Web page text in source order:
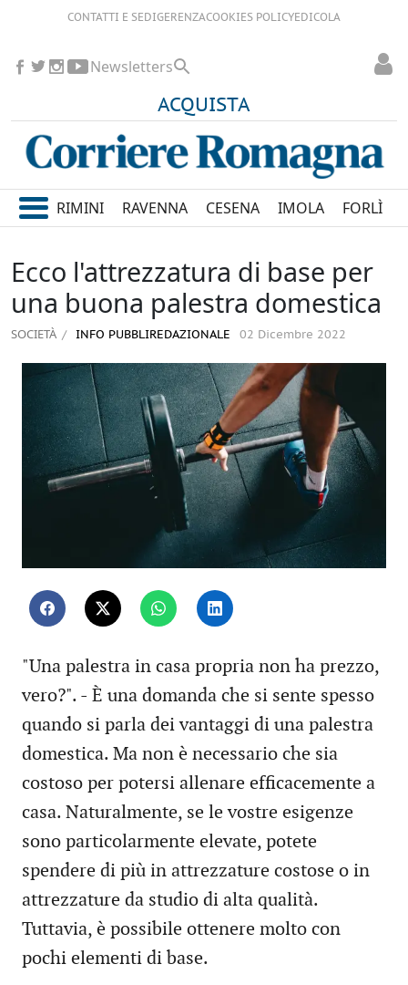
CONTATTI E SEDIGERENZACOOKIES POLICYEDICOLA
ACQUISTA
Newsletters
RIMINI RAVENNA CESENA IMOLA FORLÌ
Ecco l'attrezzatura di base per
una buona palestra domestica
SOCIETÀ INFO PUBBLIREDAZIONALE 02 Dicembre 2022
"Una palestra in casa propria non ha prezzo,
vero?". - È una domanda che si sente spesso
quando si parla dei vantaggi di una palestra
domestica. Ma non è necessario che sia
costoso per potersi allenare efficacemente a
casa. Naturalmente, se le vostre esigenze
sono particolarmente elevate, potete
spendere di più in attrezzature costose o in
attrezzature da studio di alta qualità.
Tuttavia, è possibile ottenere molto con
pochi elementi di base.